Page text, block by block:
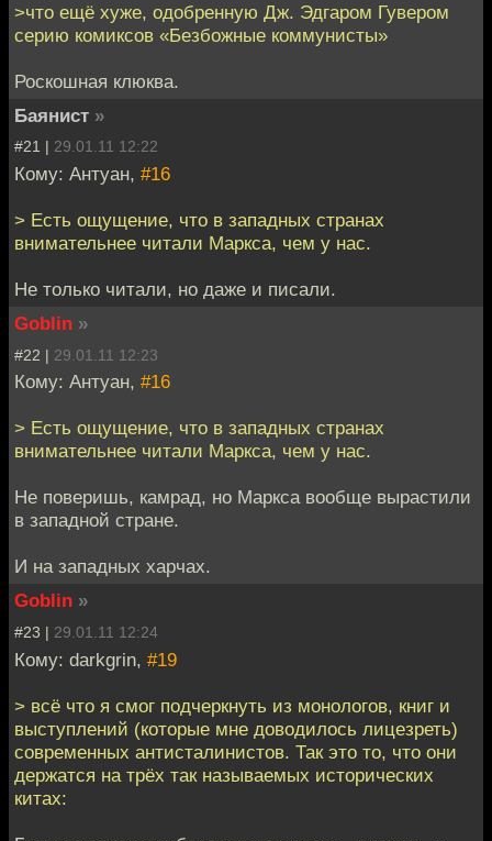
>что ещё хуже, одобренную Дж. Эдгаром Гувером
серию комиксов «Безбожные коммунисты»
Роскошная клюква.
Баянист »
#21 | 29.01.11 12:22
Кому: Антуан, #16
> Есть ощущение, что в западных странах
внимательнее читали Маркса, чем у нас.
Не только читали, но даже и писали.
Goblin »
#22 | 29.01.11 12:23
Кому: Антуан, #16
> Есть ощущение, что в западных странах
внимательнее читали Маркса, чем у нас.
Не поверишь, камрад, но Маркса вообще вырастили
в западной стране.
И на западных харчах.
Goblin »
#23 | 29.01.11 12:24
Кому: darkgrin, #19
> всё что я смог подчеркнуть из монологов, книг и
выступлений (которые мне доводилось лицезреть)
современных антисталинистов. Так это то, что они
держатся на трёх так называемых исторических
китах: